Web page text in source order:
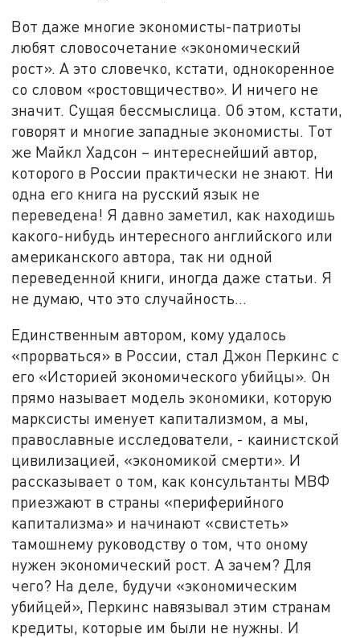
Вот даже многие экономисты-патриоты
любят словосочетание «экономический
рост». А это словечко, кстати, однокоренное
со словом «ростовщичество». И ничего не
значит. Сущая бессмыслица. Об этом, кстати,
говорят и многие западные экономисты. Тот
же Майкл Хадсон – интереснейший автор,
которого в России практически не знают. Ни
одна его книга на русский язык не
переведена! Я давно заметил, как находишь
какого-нибудь интересного английского или
американского автора, так ни одной
переведенной книги, иногда даже статьи. Я
не думаю, что это случайность…
Единственным автором, кому удалось
«прорваться» в России, стал Джон Перкинс с
его «Историей экономического убийцы». Он
прямо называет модель экономики, которую
марксисты именует капитализмом, а мы,
православные исследователи, - каинистской
цивилизацией, «экономикой смерти». И
рассказывает о том, как консультанты МВФ
приезжают в страны «периферийного
капитализма» и начинают «свистеть»
тамошнему руководству о том, что оному
нужен экономический рост. А зачем? Для
чего? На деле, будучи «экономическим
убийцей», Перкинс навязывал этим странам
кредиты, которые им были не нужны. И